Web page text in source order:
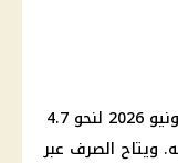
عن شهر يونيو 2026 لنحو 4.7